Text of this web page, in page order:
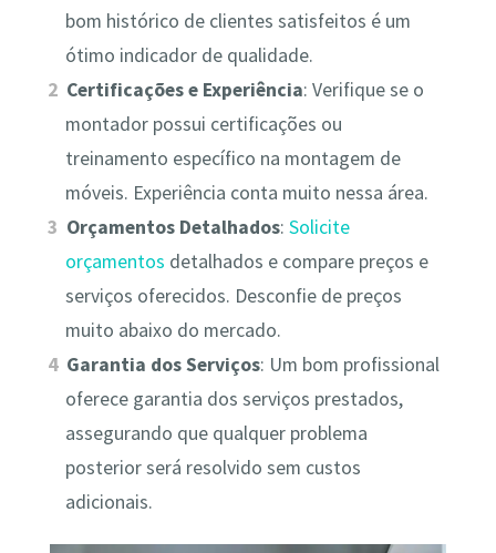
bom histórico de clientes satisfeitos é um
ótimo indicador de qualidade.
Certificações e Experiência: Verifique se o
montador possui certificações ou
treinamento específico na montagem de
móveis. Experiência conta muito nessa área.
Orçamentos Detalhados:Solicite
orçamentos detalhados e compare preços e
serviços oferecidos. Desconfie de preços
muito abaixo do mercado.
Garantia dos Serviços: Um bom profissional
oferece garantia dos serviços prestados,
assegurando que qualquer problema
posterior será resolvido sem custos
adicionais.